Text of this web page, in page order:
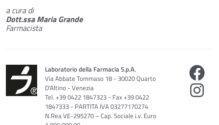
a cura di
Dott.ssa Maria Grande
Farmacista
Laboratorio della Farmacia S.p.A.
Via Abbate Tommaso 18 - 30020 Quarto
D'Altino - Venezia
Tel. +39 0422 1847323 - Fax +39 0422
1847333 - PARTITA IVA 03277170274
N.Rea VE-295270 – Cap. Sociale i.v. Euro